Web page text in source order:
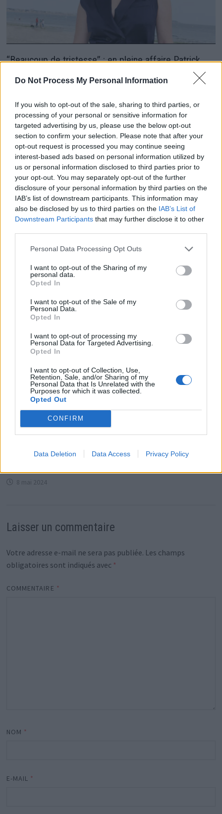
Do Not Process My Personal Information
If you wish to opt-out of the sale, sharing to third parties, or
processing of your personal or sensitive information for
targeted advertising by us, please use the below opt-out
section to confirm your selection. Please note that after your
opt-out request is processed you may continue seeing
interest-based ads based on personal information utilized by
us or personal information disclosed to third parties prior to
your opt-out. You may separately opt-out of the further
disclosure of your personal information by third parties on the
IAB’s list of downstream participants. This information may
also be disclosed by us to third parties on the IAB’s List of
Downstream Participants that may further disclose it to other
Personal Data Processing Opt Outs
I want to opt-out of the Sharing of my
personal data.
Opted In
I want to opt-out of the Sale of my
Personal Data.
Opted In
I want to opt-out of processing my
Personal Data for Targeted Advertising.
Opted In
I want to opt-out of Collection, Use,
Retention, Sale, and/or Sharing of my
Personal Data that Is Unrelated with the
Purposes for which it was collected.
Opted Out
CONFIRM
Data Deletion Data Access Privacy Policy
“Beaucoup de tristesse” : en pleine affaire Patrick
Bruel, son ex Amanda Sthers poste un message qui
en dit long
22 juin 2026
Hugues Aufray en quête de record à 96 ans malgré le
refus des festivals
Slimane à l’Eurovision 2024 : Découvrez l’horaire de
8 mai 2024
Laisser un commentaire
Votre adresse e-mail ne sera pas publiée. Les champs
obligatoires sont indiqués avec *
COMMENTAIRE *
NOM *
E-MAIL *